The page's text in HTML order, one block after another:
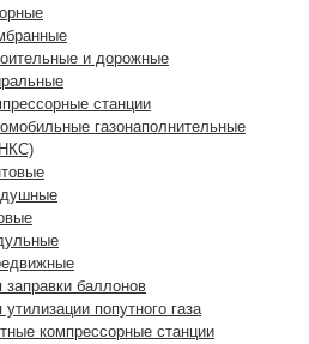
и дорожные
станции
газонаполнительные
заправки баллонов
попутного газа
компрессорные станции